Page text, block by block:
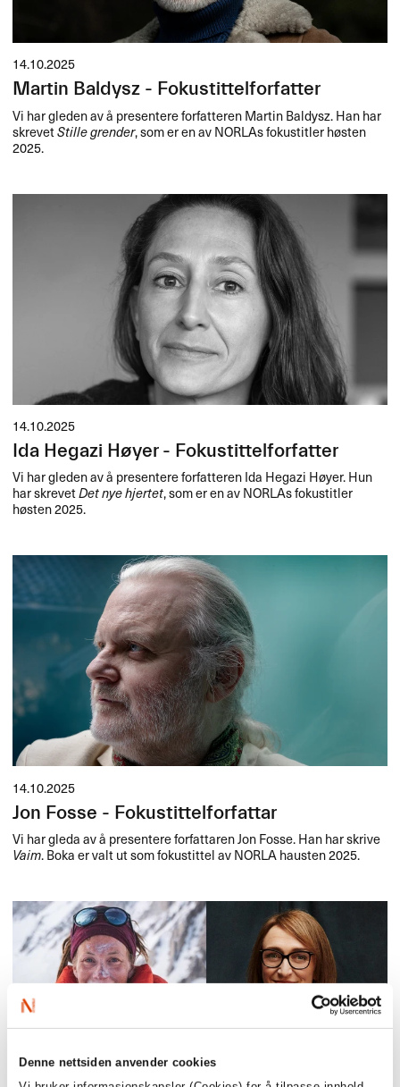
Denne nettsiden anvender cookies
14.10.2025
Martin Baldysz - Fokustittelforfatter
Vi har gleden av å presentere forfatteren Martin Baldysz. Han har
skrevetStille grender, som er en av NORLAs fokustitler høsten
2025.
14.10.2025
Ida Hegazi Høyer - Fokustittelforfatter
Vi har gleden av å presentere forfatteren Ida Hegazi Høyer. Hun
har skrevetDet nye hjertet, som er en av NORLAs fokustitler
høsten 2025.
14.10.2025
Jon Fosse - Fokustittelforfattar
Vi har gleda av å presentere forfattaren Jon Fosse. Han har skrive
Vaim. Boka er valt ut som fokustittel avNORLAhausten 2025.